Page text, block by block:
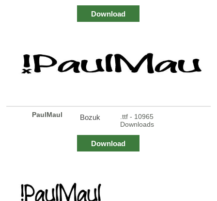
Download
PaulMaul Bozuk
.ttf - 10965
Downloads
Download